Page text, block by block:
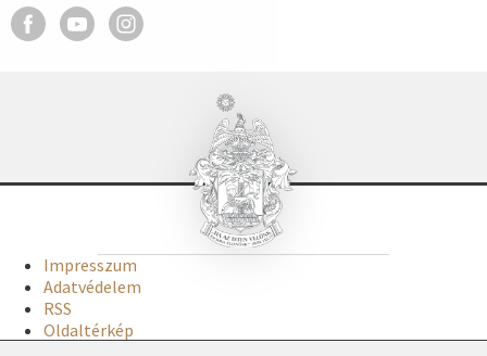
Impresszum
Adatvédelem
RSS
Oldaltérkép